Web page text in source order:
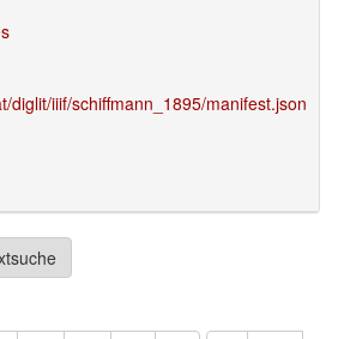
diglit/iiif/schiffmann_1895/manifest.json